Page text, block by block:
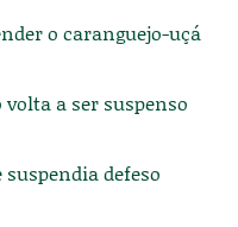
o caranguejo-uçá
volta a ser suspenso
defeso